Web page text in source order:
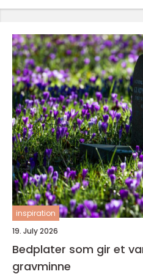
inspiration
19. July 2026
Bedplater som gir et
gravminne